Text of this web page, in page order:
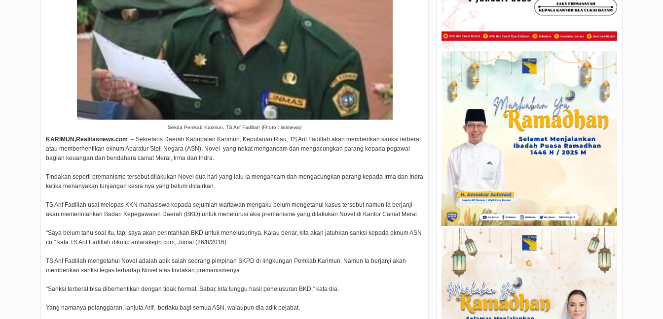
Sekda Pemkab Karimun, TS Arif Fadillah (Fhoto : istimewa)
KARIMUN,Realitasnews.com – Sekretaris Daerah Kabupaten Karimun, Kepulauan Riau, TS Arif Fadillah akan memberikan sanksi terberat
atau memberhentikan oknum Aparatur Sipil Negara (ASN), Novel yang nekat mengancam dan mengacungkan parang kepada pegawai
bagian keuangan dan bendahara camat Meral, Irma dan Indra.
Tindakan seperti premanisme tersebut dilakukan Novel dua hari yang lalu Ia mengancam dan mengacungkan parang kepada Irma dan Indra
ketika menanyakan tunjangan kesra nya yang belum dicairkan.
TS Arif Fadillah usai melepas KKN mahasiswa kepada sejumlah wartawan mengaku belum mengetahui kasus tersebut namun ia berjanji
akan memerintahkan Badan Kepegawaian Daerah (BKD) untuk menelurusi aksi premanisme yang dilakukan Novel di Kantor Camat Meral.
“Saya belum tahu soal itu, tapi saya akan perintahkan BKD untuk menelusurinya. Kalau benar, kita akan jatuhkan sanksi kepada oknum ASN
itu,” kata TS Arif Fadillah dikutip antarakepri.com, Jumat (26/8/2016)
TS Arif Fadillah mengetahui Novel adalah adik salah seorang pimpinan SKPD di lingkungan Pemkab Karimun. Namun Ia berjanji akan
memberikan sanksi tegas terhadap Novel atas tindakan premanismenya.
“Sanksi terberat bisa diberhentikan dengan tidak hormat. Sabar, kita tunggu hasil penelusuran BKD,” kata dia.
Yang namanya pelanggaran, lanjuta Arif, berlaku bagi semua ASN, walaupun dia adik pejabat.